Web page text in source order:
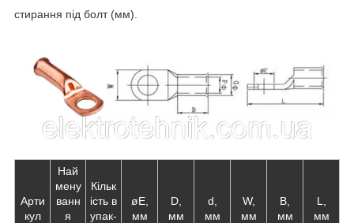
стирання під болт (мм).
Арти
кул
Най
мену
ванн
я
Кільк
ість в
упак-
øE,
мм
D,
мм
d,
мм
W,
мм
B,
мм
L,
мм